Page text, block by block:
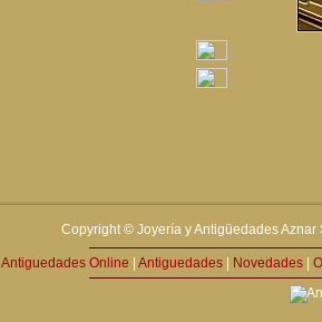
Copyright © Joyería y Antigüedades
Antiguedades Online Antiguedades Novedades